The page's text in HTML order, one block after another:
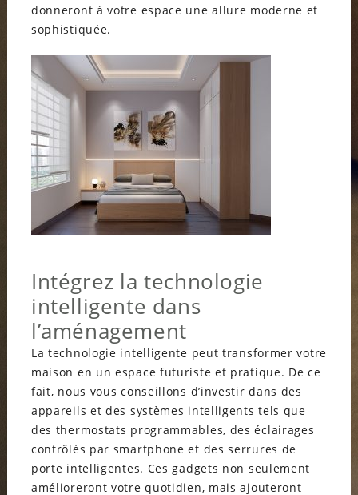
donneront à votre espace une allure moderne et
sophistiquée.
Intégrez la technologie
intelligente dans
l’aménagement
La technologie intelligente peut transformer votre
maison en un espace futuriste et pratique. De ce
fait, nous vous conseillons d’investir dans des
appareils et des systèmes intelligents tels que
des thermostats programmables, des éclairages
contrôlés par smartphone et des serrures de
porte intelligentes. Ces gadgets non seulement
amélioreront votre quotidien, mais ajouteront